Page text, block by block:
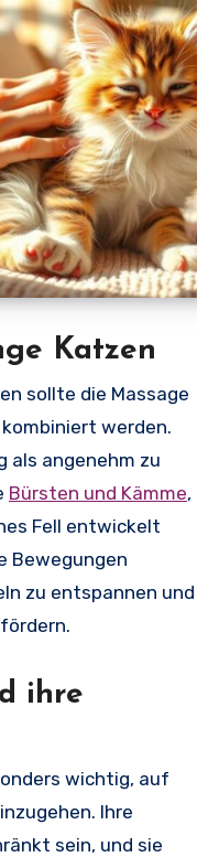
Katzen
sollte die Massage
werden.
als angenehm zu
Bürsten und Kämme,
Fell entwickelt
Bewegungen
zu entspannen und
ihre
wichtig, auf
Ihre
sein, und sie